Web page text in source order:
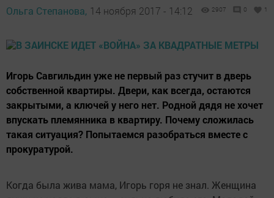
работающий на «Акрос-530», собрал в этом году более
десяти лет. И моему комбайну больше десяти лет,
бывает, что ломается, но я сам его ремонтирую, –
рассказал он. – Весной я сею свеклу, обрабатываю
посевы. А когда начинается уборочная кампания,
выхожу на зерноуборку, а потом пересаживаюсь на
свеклоуборочный комбайн».
Следите за самым важным и интересным в